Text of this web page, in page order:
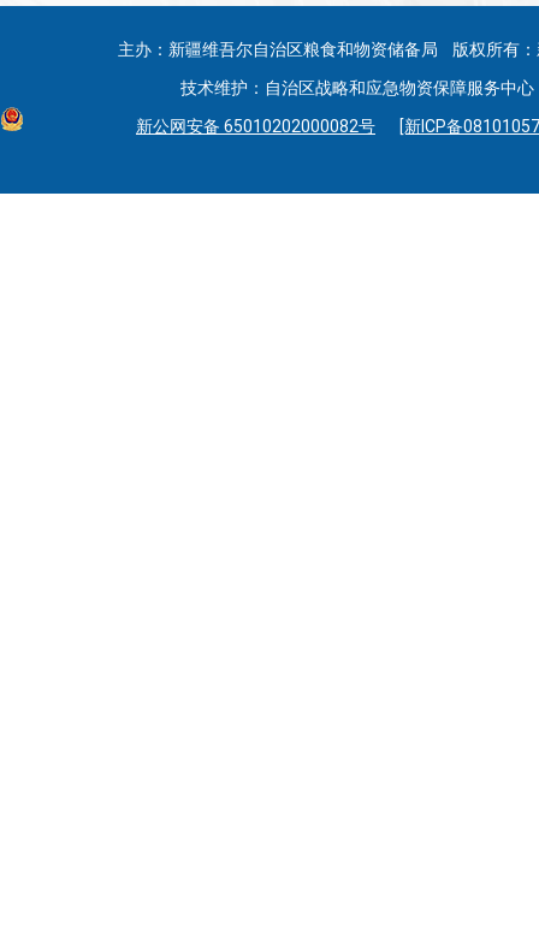
主办：新疆维吾尔自治区粮食和物资储备局 版权所有
技术维护：自治区战略和应急物资保障服务中
新公网安备 65010202000082号
[新ICP备